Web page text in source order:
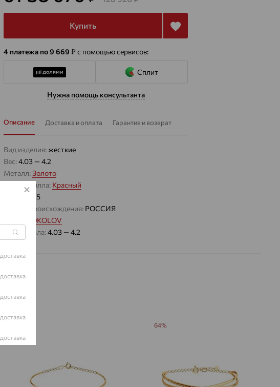
Купить
4 платежа по 9 669 ₽с помощью сервисов:
Сплит
Нужна помощь консультанта
Описание Доставка и оплата Гарантия и возврат
Вид изделия:жесткие
Вес:4.03 — 4.2
Металл:Золото
Цвет металла: Красный
585
Страна происхождения: РОССИЯ
SOKOLOV
Вес металла:4.03 — 4.2
64%
доставка
доставка
доставка
доставка
доставка